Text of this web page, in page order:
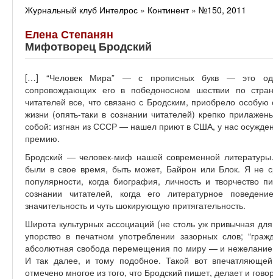
Журнальный клуб Интелрос » Континент» №150, 2011
Елена Степанян
Мифотворец Бродский
[…] “Человек Мира” — с прописных букв — это
сопровождающих его в победоносном шествии по
читателей все, что связано с Бродским, приобрело
жизни (опять-таки в сознании читателей) крепко
собой: изгнан из СССР — нашел приют в США, у нас
премию.
Бродский — человек-миф нашей современной
были в свое время, быть может, Байрон или Блок. Я не
популярности, когда биография, личность и творчество
сознании читателей, когда его литературное
значительность и чуть шокирующую притягательность.
Широта культурных ассоциаций (не столь уж привычная
упорство в печатном употреблении зазорных слов;
абсолютная свобода перемещения по миру — и
И так далее, и тому подобное. Такой вот
отмечено многое из того, что Бродский пишет, делает и